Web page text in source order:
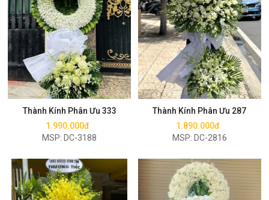
Thành Kính Phân Ưu 333
1.990.000đ
MSP: DC-3188
Mua ngay
Thành Kính Phân Ưu 287
1.890.000đ
MSP: DC-2816
Mua ngay